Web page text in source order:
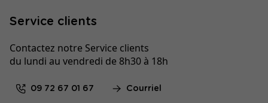
Service clients
Contactez notre Service clients
du lundi au vendredi de 8h30 à 18h
09 72 67 01 67 Courriel